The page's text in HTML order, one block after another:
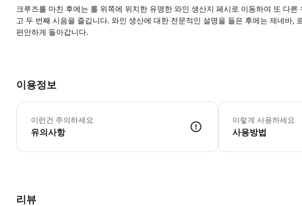
크루즈를 마친 후에는 롤 위쪽에 위치한 유명한 와인 생산지 페시로 이동하여 또 다
고 두 번째 시음을 즐깁니다. 와인 생산에 대한 전문적인 설명을 들은 후에는 제네바,
편안하게 돌아갑니다.
이용정보
이런건 주의하세요
유의사항
적당한 체력 필요(쉬운 수
이렇게 사용하세요
사용방법
리뷰